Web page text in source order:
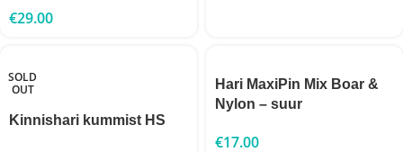
€29.00
SOLD
OUT
Kinnishari kummist HS
Hari MaxiPin Mix Boar &
Nylon – suur
€17.00